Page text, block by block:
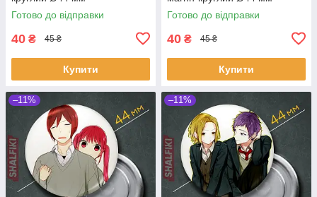
Готово до відправки
40 ₴ 45 ₴
Купити
Готово до відправки
40 ₴ 45 ₴
Купити
–11% –11%